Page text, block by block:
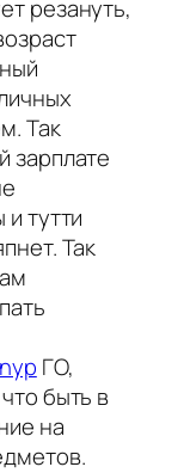
резануть,
Так
зарплате
тутти
Так
ГО,
быть в
на